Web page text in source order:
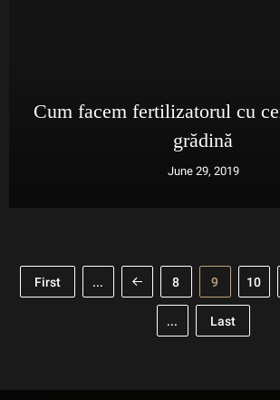
Cum facem fertilizatorul cu
grădină
June 29, 2019
First ... 8 9 10
... Last